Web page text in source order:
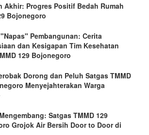
Akhir: Progres Positif Bedah Rumah
Bojonegoro
Pembangunan: Cerita
dan Kesigapan Tim Kesehatan
129 Bojonegoro
Dorong dan Peluh Satgas TMMD
Menyejahterakan Warga
Satgas TMMD 129
Grojok Air Bersih Door to Door di